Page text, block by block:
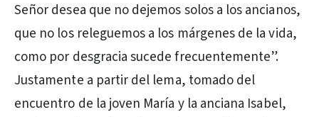
Señor desea que no dejemos solos a los ancianos,
que no los releguemos a los márgenes de la vida,
como por desgracia sucede frecuentemente”.
Justamente a partir del lema, tomado del
encuentro de la joven María y la anciana Isabel,